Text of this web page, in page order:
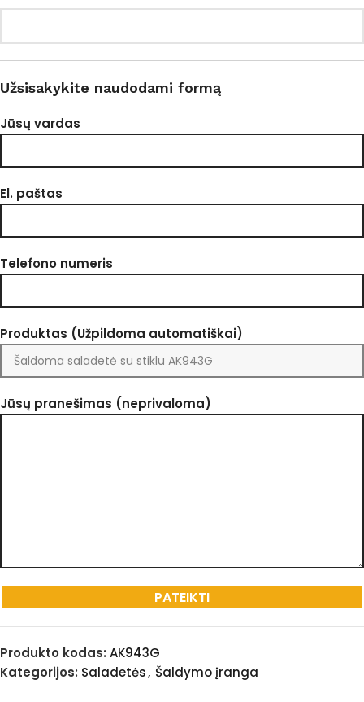
Užsisakykite naudodami formą
Jūsų vardas
El. paštas
Telefono numeris
Produktas (Užpildoma automatiškai)
Jūsų pranešimas (neprivaloma)
Produkto kodas: AK943G
Kategorijos: Saladetės, Šaldymo įranga